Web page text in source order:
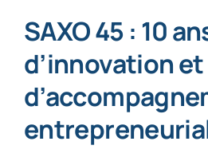
SAXO 45 : 10
d’innovation et